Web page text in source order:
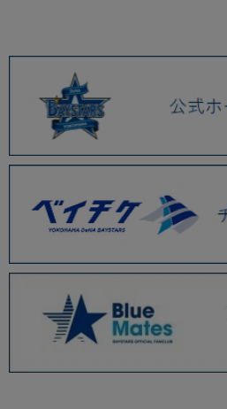
2025.12 (3)
2025.11 (6)
2025.10 (5)
2025.09 (5)
2025.08 (6)
2025.07 (6)
2025.05 (9)
2025.04 (9)
2025.03 (9)